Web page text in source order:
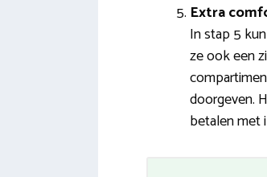
Extra
In stap 5
ze ook een
doorgeven.
betalen met